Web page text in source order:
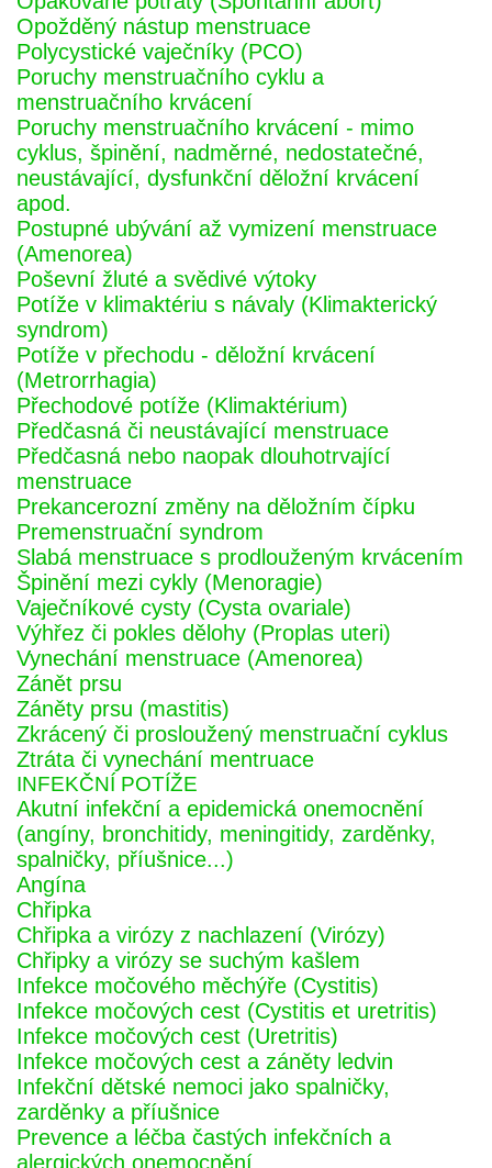
Opožděný nástup menstruace
Polycystické vaječníky (PCO)
Poruchy menstruačního cyklu a
menstruačního krvácení
Poruchy menstruačního krvácení - mimo
cyklus, špinění, nadměrné, nedostatečné,
neustávající, dysfunkční děložní krvácení
apod.
Postupné ubývání až vymizení menstruace
(Amenorea)
Poševní žluté a svědivé výtoky
Potíže v klimaktériu s návaly (Klimakterický
syndrom)
Potíže v přechodu - děložní krvácení
(Metrorrhagia)
Přechodové potíže (Klimaktérium)
Předčasná či neustávající menstruace
Předčasná nebo naopak dlouhotrvající
menstruace
Prekancerozní změny na děložním čípku
Premenstruační syndrom
Slabá menstruace s prodlouženým krvácením
Špinění mezi cykly (Menoragie)
Vaječníkové cysty (Cysta ovariale)
Výhřez či pokles dělohy (Proplas uteri)
Vynechání menstruace (Amenorea)
Zánět prsu
Záněty prsu (mastitis)
Zkrácený či prosloužený menstruační cyklus
Ztráta či vynechání mentruace
INFEKČNÍ POTÍŽE
Akutní infekční a epidemická onemocnění
(angíny, bronchitidy, meningitidy, zarděnky,
spalničky, příušnice...)
Angína
Chřipka
Chřipka a virózy z nachlazení (Virózy)
Chřipky a virózy se suchým kašlem
Infekce močového měchýře (Cystitis)
Infekce močových cest (Cystitis et uretritis)
Infekce močových cest (Uretritis)
Infekce močových cest a záněty ledvin
Infekční dětské nemoci jako spalničky,
zarděnky a příušnice
Prevence a léčba častých infekčních a
alergických onemocnění